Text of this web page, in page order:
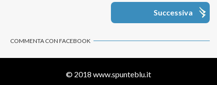
Successiva
COMMENTA CON FACEBOOK
© 2018 www.spunteblu.it